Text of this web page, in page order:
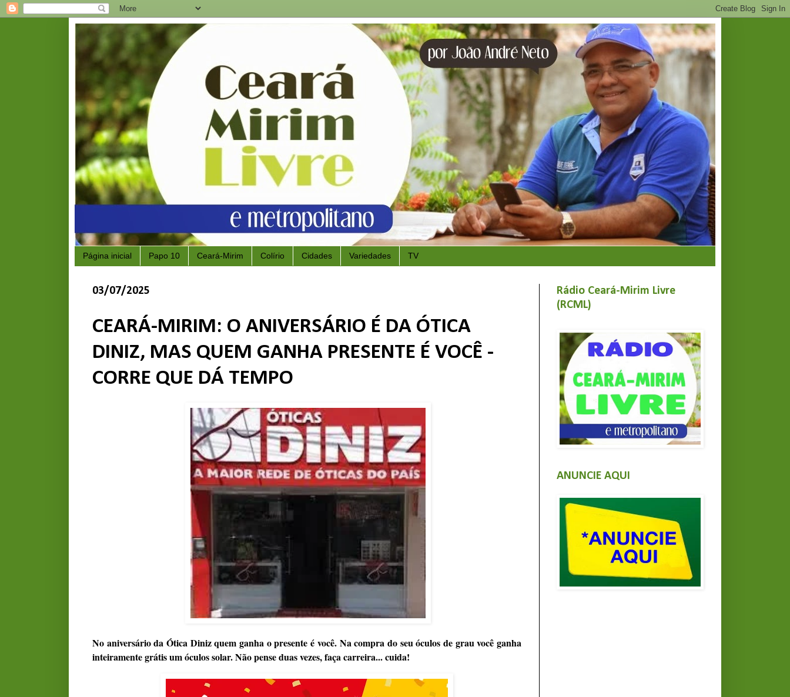
Página inicial Papo 10 Ceará-Mirim Colírio Cidades Variedades TV
03/07/2025
CEARÁ-MIRIM: O ANIVERSÁRIO É DA ÓTICA
DINIZ, MAS QUEM GANHA PRESENTE É VOCÊ -
CORRE QUE DÁ TEMPO
No aniversário da Ótica Diniz quem ganha o presente é você. Na compra do seu óculos de grau você ganha
inteiramente grátis um óculos solar. Não pense duas vezes, faça carreira... cuida!
Rádio Ceará-Mirim Livre
(RCML)
ANUNCIE AQUI